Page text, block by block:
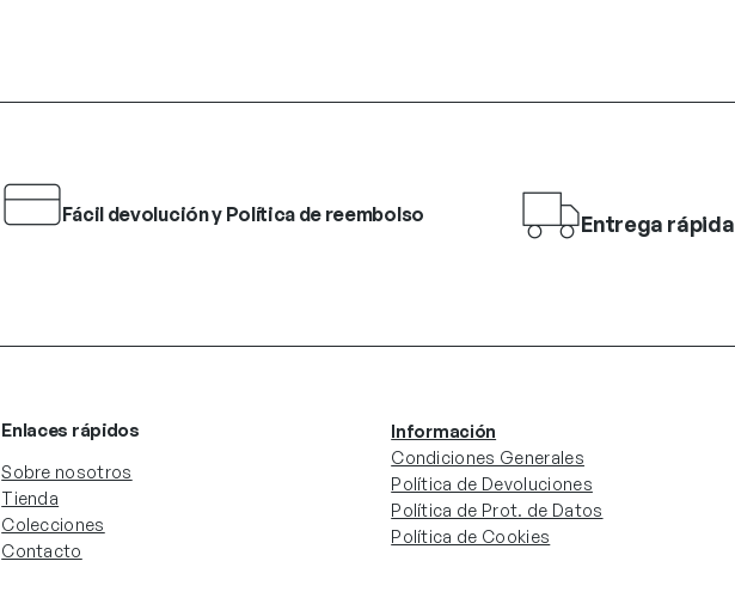
Fácil devolución y Política de reembolso Entrega rápida
Enlaces rápidos
Sobre nosotros
Tienda
Colecciones
Contacto
Información
Condiciones Generales
Política de Devoluciones
Política de Prot. de Datos
Política de Cookies